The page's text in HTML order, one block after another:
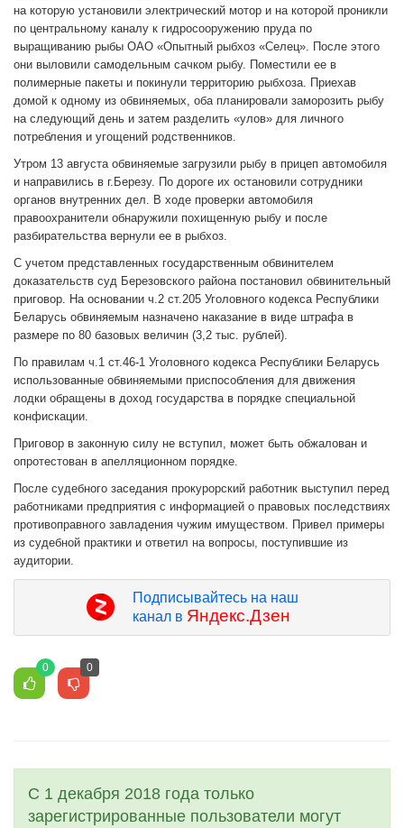
на которую установили электрический мотор и на которой проникли
по центральному каналу к гидросооружению пруда по
выращиванию рыбы ОАО «Опытный рыбхоз «Селец». После этого
они выловили самодельным сачком рыбу. Поместили ее в
полимерные пакеты и покинули территорию рыбхоза. Приехав
домой к одному из обвиняемых, оба планировали заморозить рыбу
на следующий день и затем разделить «улов» для личного
потребления и угощений родственников.
Утром 13 августа обвиняемые загрузили рыбу в прицеп автомобиля
и направились в г.Березу. По дороге их остановили сотрудники
органов внутренних дел. В ходе проверки автомобиля
правоохранители обнаружили похищенную рыбу и после
разбирательства вернули ее в рыбхоз.
С учетом представленных государственным обвинителем
доказательств суд Березовского района постановил обвинительный
приговор. На основании ч.2 ст.205 Уголовного кодекса Республики
Беларусь обвиняемым назначено наказание в виде штрафа в
размере по 80 базовых величин (3,2 тыс. рублей).
По правилам ч.1 ст.46-1 Уголовного кодекса Республики Беларусь
использованные обвиняемыми приспособления для движения
лодки обращены в доход государства в порядке специальной
конфискации.
Приговор в законную силу не вступил, может быть обжалован и
опротестован в апелляционном порядке.
После судебного заседания прокурорский работник выступил перед
работниками предприятия с информацией о правовых последствиях
противоправного завладения чужим имуществом. Привел примеры
из судебной практики и ответил на вопросы, поступившие из
аудитории.
Подписывайтесь на наш
канал в Яндекс.Дзен
0 0
С 1 декабря 2018 года только
зарегистрированные пользователи могут